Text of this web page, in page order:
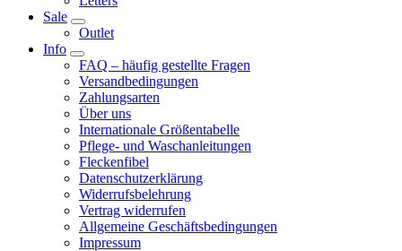
Sale
Outlet
Info
FAQ – häufig gestellte Fragen
Versandbedingungen
Zahlungsarten
Über uns
Internationale Größentabelle
Pflege- und Waschanleitungen
Fleckenfibel
Datenschutzerklärung
Widerrufsbelehrung
Vertrag widerrufen
Allgemeine Geschäftsbedingungen
Impressum